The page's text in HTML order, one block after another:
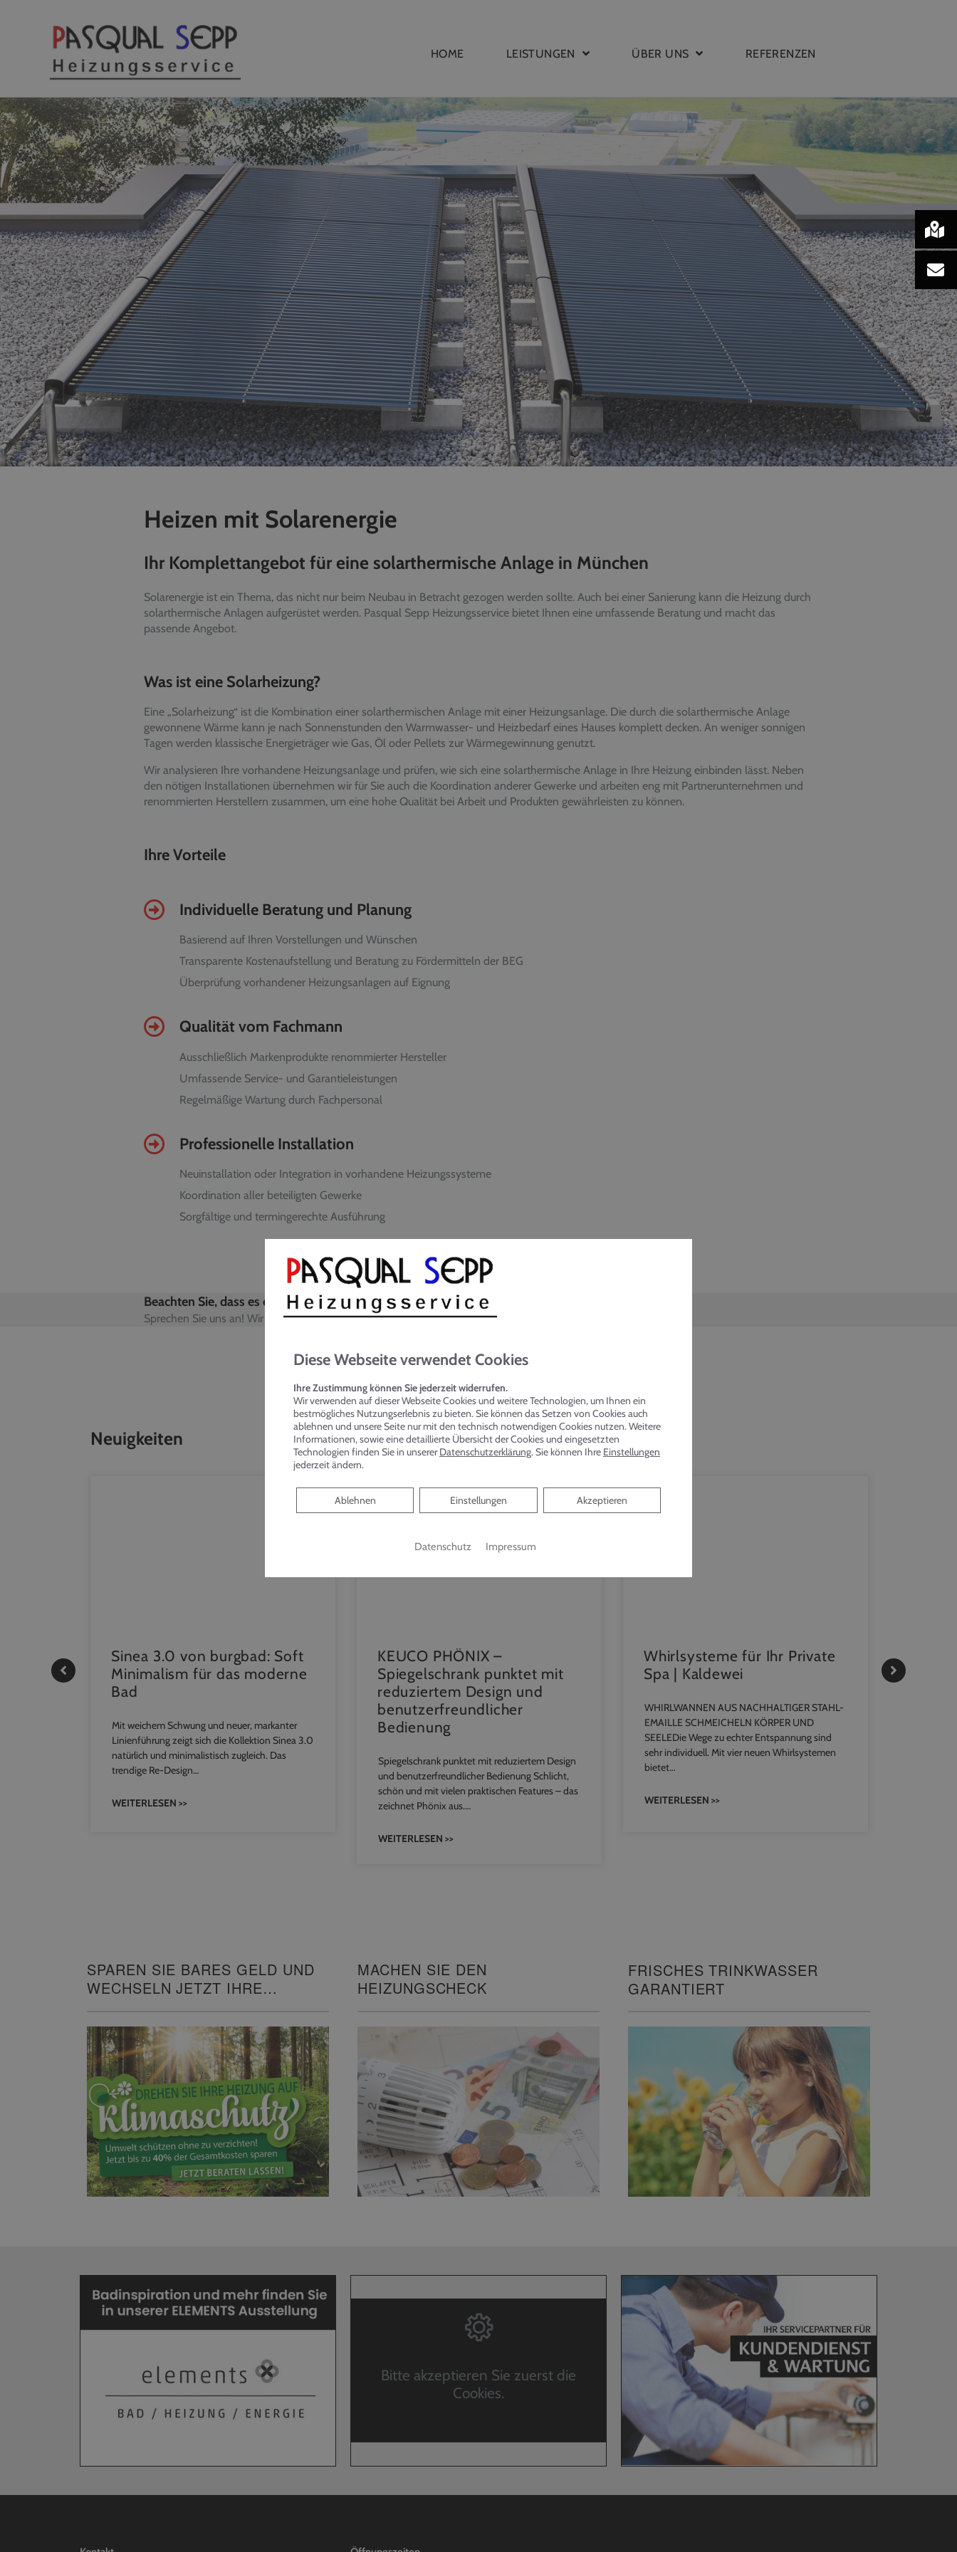
HOME LEISTUNGEN ÜBER UNS REFERENZEN
Heizen mit Solarenergie
Ihr Komplettangebot für eine solarthermische Anlage in München
Solarenergie ist ein Thema, das nicht nur beim Neubau in Betracht gezogen werden sollte. Auch bei einer Sanierung kann die Heizung durch
solarthermische Anlagen aufgerüstet werden. Pasqual Sepp Heizungsservice bietet Ihnen eine umfassende Beratung und macht das
passende Angebot.
Was ist eine Solarheizung?
Eine „Solarheizung“ ist die Kombination einer solarthermischen Anlage mit einer Heizungsanlage. Die durch die solarthermische Anlage
gewonnene Wärme kann je nach Sonnenstunden den Warmwasser- und Heizbedarf eines Hauses komplett decken. An weniger sonnigen
Tagen werden klassische Energieträger wie Gas, Öl oder Pellets zur Wärmegewinnung genutzt.
Wir analysieren Ihre vorhandene Heizungsanlage und prüfen, wie sich eine solarthermische Anlage in Ihre Heizung einbinden lässt. Neben
den nötigen Installationen übernehmen wir für Sie auch die Koordination anderer Gewerke und arbeiten eng mit Partnerunternehmen und
renommierten Herstellern zusammen, um eine hohe Qualität bei Arbeit und Produkten gewährleisten zu können.
Ihre Vorteile
Individuelle Beratung und Planung
Basierend auf Ihren Vorstellungen und Wünschen
Transparente Kostenaufstellung und Beratung zu Fördermitteln der BEG
Überprüfung vorhandener Heizungsanlagen auf Eignung
Qualität vom Fachmann
Ausschließlich Markenprodukte renommierter Hersteller
Umfassende Service- und Garantieleistungen
Regelmäßige Wartung durch Fachpersonal
Professionelle Installation
Neuinstallation oder Integration in vorhandene Heizungssysteme
Koordination aller beteiligten Gewerke
Sorgfältige und termingerechte Ausführung
Beachten Sie, dass es eventuell Fördermöglichkeiten gibt.
Sprechen Sie uns an! Wir informieren Sie.
Neuigkeiten
Sinea 3.0 von burgbad: Soft
Minimalism für das moderne
Bad
Mit weichem Schwung und neuer, markanter
Linienführung zeigt sich die Kollektion Sinea 3.0
natürlich und minimalistisch zugleich. Das
trendige Re-Design…
WEITERLESEN >>
KEUCO PHÖNIX –
Spiegelschrank punktet mit
reduziertem Design und
benutzerfreundlicher
Bedienung
Spiegelschrank punktet mit reduziertem Design
und benutzerfreundlicher Bedienung Schlicht,
schön und mit vielen praktischen Features – das
zeichnet Phönix aus.…
WEITERLESEN >>
Whirlsysteme für Ihr Private
Spa | Kaldewei
WHIRLWANNEN AUS NACHHALTIGER STAHL-
EMAILLE SCHMEICHELN KÖRPER UND
SEELEDie Wege zu echter Entspannung sind
sehr individuell. Mit vier neuen Whirlsystemen
bietet…
WEITERLESEN >>
SPAREN SIE BARES GELD UND
WECHSELN JETZT IHRE
MACHEN SIE DEN
HEIZUNGSCHECK
FRISCHES TRINKWASSER
GARANTIERT
Bitte akzeptieren Sie zuerst die
Cookies.
Diese Webseite verwendet Cookies
Ihre Zustimmung können Sie jederzeit widerrufen.
Wir verwenden auf dieser Webseite Cookies und weitere Technologien, um Ihnen ein
bestmögliches Nutzungserlebnis zu bieten. Sie können das Setzen von Cookies auch
ablehnen und unsere Seite nur mit den technisch notwendigen Cookies nutzen. Weitere
Informationen, sowie eine detaillierte Übersicht der Cookies und eingesetzten
Technologien finden Sie in unsererDatenschutzerklärung. Sie können Ihre Einstellungen
jederzeit ändern.
Akzeptieren
Einstellungen
Ablehnen
Ablehnen
Datenschutz Impressum